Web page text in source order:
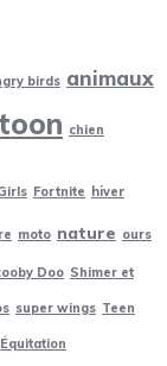
birds animaux
chien
Fortnite hiver
moto nature ours
Doo Shimer et
super wings Teen
Équitation